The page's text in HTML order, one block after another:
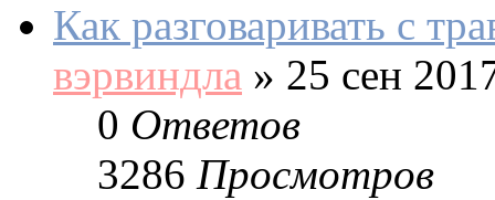
Как разговаривать с
вэрвиндла » 25 сен
0 Ответов
3286 Просмотров